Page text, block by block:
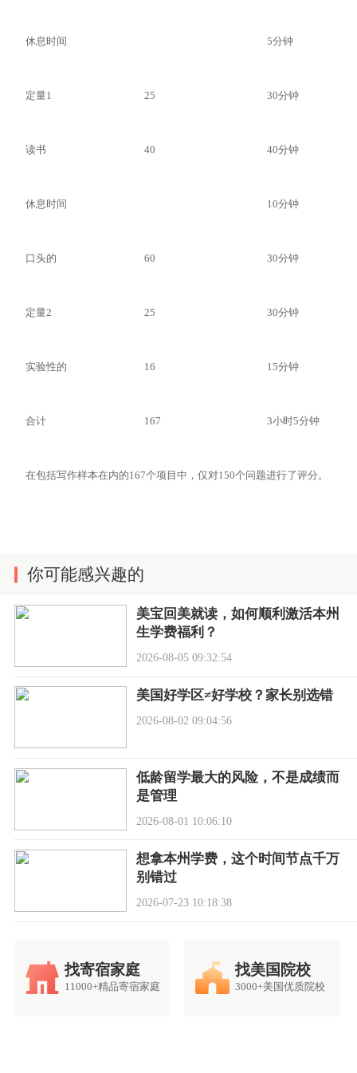
休息时间 5分钟
定量1 25 30分钟
读书 40 40分钟
休息时间 10分钟
口头的 60 30分钟
定量2 25 30分钟
实验性的 16 15分钟
合计 167 3小时5分钟
在包括写作样本在内的167个项目中，仅对150个问题进行了评分。
你可能感兴趣的
美宝回美就读，如何顺利激活本州
生学费福利？
2026-08-05 09:32:54
美国好学区≠好学校？家长别选错
2026-08-02 09:04:56
低龄留学最大的风险，不是成绩而
是管理
2026-08-01 10:06:10
想拿本州学费，这个时间节点千万
别错过
2026-07-23 10:18:38
找寄宿家庭
11000+精品寄宿家庭
找美国院校
3000+美国优质院校